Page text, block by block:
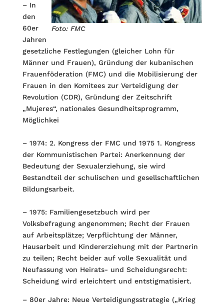
Foto: FMC
– In
den
60er
Jahren
gesetzliche Festlegungen (gleicher Lohn für
Männer und Frauen), Gründung der kubanischen
Frauenföderation (FMC) und die Mobilisierung der
Frauen in den Komitees zur Verteidigung der
Revolution (CDR), Gründung der Zeitschrift
„Mujeres“, nationales Gesundheitsprogramm,
Möglichkei
– 1974: 2. Kongress der FMC und 1975 1. Kongress
der Kommunistischen Partei: Anerkennung der
Bedeutung der Sexualerziehung, sie wird
Bestandteil der schulischen und gesellschaftlichen
Bildungsarbeit.
– 1975: Familiengesetzbuch wird per
Volksbefragung angenommen; Recht der Frauen
auf Arbeitsplätze; Verpflichtung der Männer,
Hausarbeit und Kindererziehung mit der Partnerin
zu teilen; Recht beider auf volle Sexualität und
Neufassung von Heirats- und Scheidungsrecht:
Scheidung wird erleichtert und entstigmatisiert.
– 80er Jahre: Neue Verteidigungsstrategie („Krieg